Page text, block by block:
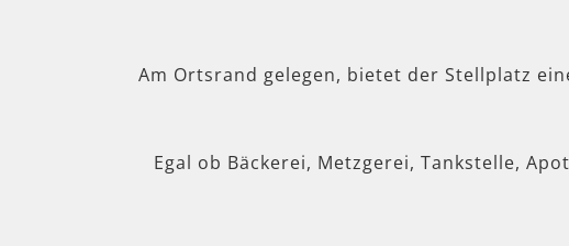
Am Ortsrand gelegen, bietet der Stellplatz
Egal ob Bäckerei, Metzgerei, Tankstelle,